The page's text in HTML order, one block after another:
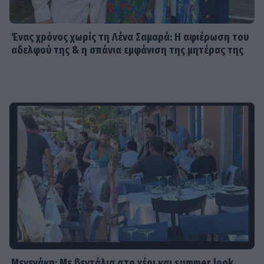
Από την εκκλησία στην ξαπλώστρα:
Η εντυπωσιακή πόζα της
Καινούργιου με μαγιό και το
προσκύνημα
Πίσω από τις γραμμές: Η ημερομηνία
της πρεμιέρας
Ένας χρόνος χωρίς τη Λένα Σαμαρά: Η αφιέρωση του
αδελφού της & η σπάνια εμφάνιση της μητέρας της